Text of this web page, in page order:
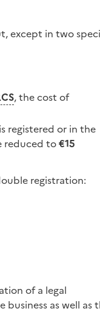
except in two
, the cost of
registered or in the
reduced to€15
registration:
of a legal
as well as